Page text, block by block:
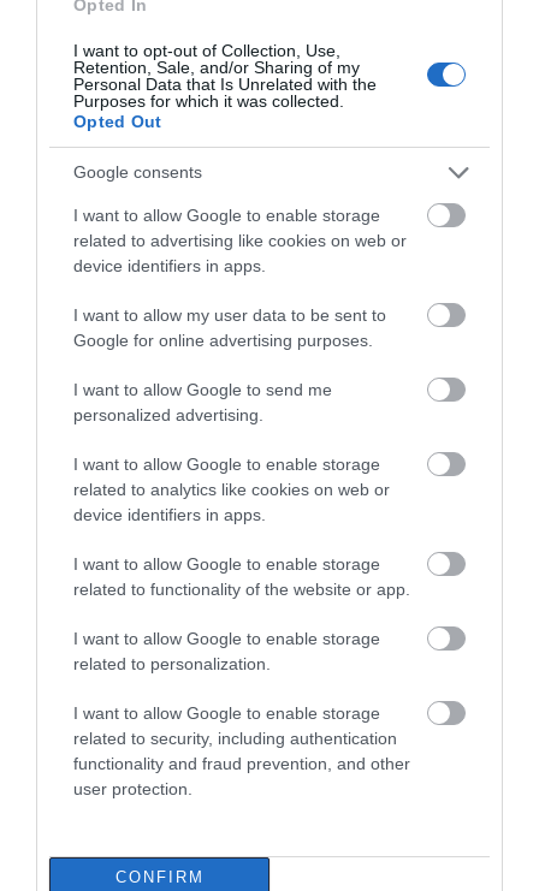
Opted In
I want to opt-out of Collection, Use,
Retention, Sale, and/or Sharing of my
Personal Data that Is Unrelated with the
Purposes for which it was collected.
Opted Out
Google consents
I want to allow Google to enable storage
related to advertising like cookies on web or
device identifiers in apps.
I want to allow my user data to be sent to
Google for online advertising purposes.
I want to allow Google to send me
personalized advertising.
I want to allow Google to enable storage
related to analytics like cookies on web or
device identifiers in apps.
I want to allow Google to enable storage
related to functionality of the website or app.
I want to allow Google to enable storage
related to personalization.
I want to allow Google to enable storage
related to security, including authentication
functionality and fraud prevention, and other
user protection.
CONFIRM
Αθλητικό σωματείο της Εύβοιας
εξέδωσε ανακοίνωση για το
βουλευτή Σίμο Κεδίκογλου- Τι
αναφέρει
Εύβοια: «Πλιάτσικο» σε έργο
ανάπλασης παραλίας – Η
καταγγελία που προκαλεί
αντιδράσεις
Χωρίς Internet τώρα αυτό το
χωριό της Εύβοιας
08.08.2026 | 10:00
Εύβοια: Διακοπή ρεύματος αύριο
πολλές περιοχές- Πίνακας
08.08.2026 | 09:40
Άρχισε τις διακοπές ο
Μητσοτάκης: Φαγητό και κρασί
σε γνωστό στέκι
08.08.2026 | 09:20
Συγκίνηση και βαθιά πίστη στην
Εύβοια! Τίμησαν τον Όσιο Ιωάννη
του Ρώσσο για το θαύμα της
βροχής στη φωτιά του 2021
Εορτολόγιο: Ποιοι γιορτάζουν
σήμερα, Σάββατο 8 Αυγούστου
Μεταφορές χρημάτων:
Σε ποιες περιπτώσεις η
ΑΑΔΕ επιβάλλει φόρο
από 10% έως 40%
Ποιοι και γιατί θα
σύνταξη τον Αύγουστο
Νέο επίδομα 600 ευρώ
για σπουδαστές: Οι
Πότε θα πληρωθούν οι
Συντάξεις: Ποιοι θα
2027 – Τα ποσά
όσοι δουλέψουν στις 15
Αυγούστου